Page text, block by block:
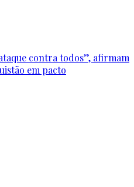
contra todos”, afirmam
em pacto